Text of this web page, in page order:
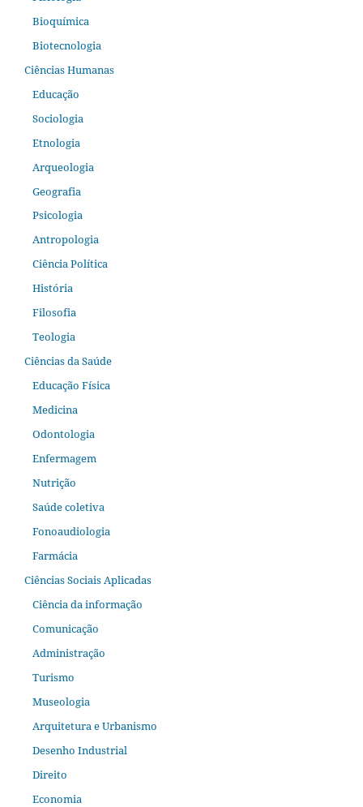
Bioquímica
Biotecnologia
Ciências Humanas
Educação
Sociologia
Etnologia
Arqueologia
Geografia
Psicologia
Antropologia
Ciência Política
História
Filosofia
Teologia
Ciências da Saúde
Educação Física
Medicina
Odontologia
Enfermagem
Nutrição
Saúde coletiva
Fonoaudiologia
Farmácia
Ciências Sociais Aplicadas
Ciência da informação
Comunicação
Administração
Turismo
Museologia
Arquitetura e Urbanismo
Desenho Industrial
Direito
Economia